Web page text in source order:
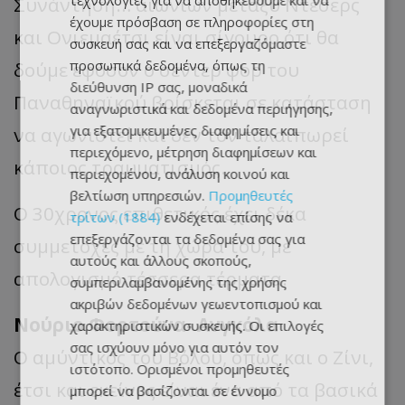
και Ονιεμαέτσι είναι σίγουρο ότι θα
δούμε εφόσον ο σέντερ φορ του
Παναθηναϊκού βρίσκεται σε κατάσταση
να αγωνιστεί και δεν τον ταλαιπωρεί
κάποιος τραυματισμός.
Ο 30χρονος επιθετικός έχει δέκα
συμμετοχές με τη χώρα του, με
απολογισμό τέσσερα τέρματα.
Νούριο Φορτούνα- Ανγκόλα
Ο αμύντικος του Βόλου, όπως και ο Ζίνι,
έτσι και εκείνος είναι ένα από τα βασικά
έχουμε πρόσβαση σε πληροφορίες στη
συσκευή σας και να επεξεργαζόμαστε
προσωπικά δεδομένα, όπως τη
διεύθυνση IP σας, μοναδικά
αναγνωριστικά και δεδομένα περιήγησης,
για εξατομικευμένες διαφημίσεις και
περιεχόμενο, μέτρηση διαφημίσεων και
περιεχομένου, ανάλυση κοινού και
βελτίωση υπηρεσιών. Προμηθευτές
τρίτων (1884)ενδέχεται επίσης να
επεξεργάζονται τα δεδομένα σας για
αυτούς και άλλους σκοπούς,
συμπεριλαμβανομένης της χρήσης
ακριβών δεδομένων γεωεντοπισμού και
χαρακτηριστικών συσκευής. Οι επιλογές
σας ισχύουν μόνο για αυτόν τον
ιστότοπο. Ορισμένοι προμηθευτές
μπορεί να βασίζονται σε έννομο